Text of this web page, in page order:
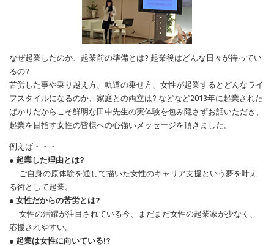
なぜ起業したのか、起業前の準備とは? 起業後はどんな日々が待ってい
るの?
苦労した事や乗り越え方、軌道の乗せ方、女性が起業するとどんなライ
フスタイルになるのか、家庭との両立は? などなど2013年に起業された
ばかりだからこそ鮮明な田中先生の実体験を包み隠さずお話いただき、
起業を目指す女性の皆様への心強いメッセージを頂きました。
例えば・・・
● 起業した理由とは?
ご自身の原体験を通して描いた女性のキャリア支援という夢を叶え
る術として起業。
● 女性だからの苦労とは?
女性の活躍が注目されている今、まだまだ女性の起業家が少なく、
応援されやすい。
● 起業は女性に向いている!?